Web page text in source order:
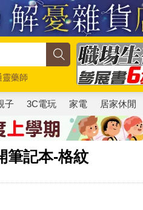
靈藥師
子 3C電玩 家電 居家休閒
筆記本-格紋